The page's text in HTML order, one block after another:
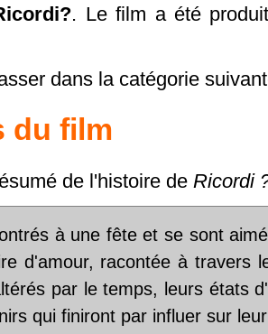
. Le film a été
dans la catégorie
du film
de l'histoire de Ricordi
à une fête et se sont
d'amour, racontée à travers
par le temps, leurs états
qui finiront par influer sur